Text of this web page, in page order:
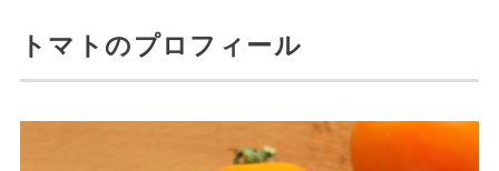
トマトのプロフィール